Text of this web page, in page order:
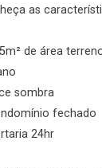
as
de área
sombra
fechado
24hr
Login